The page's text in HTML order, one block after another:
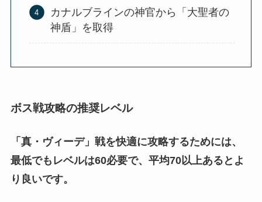
カナルブラインの神官から「大聖者の
神盾」を取得
ボス戦攻略の推奨レベル
「真・ヴィーデ」戦を快適に攻略するためには、
最低でもレベルは60必要で、平均70以上あるとよ
り良いです。